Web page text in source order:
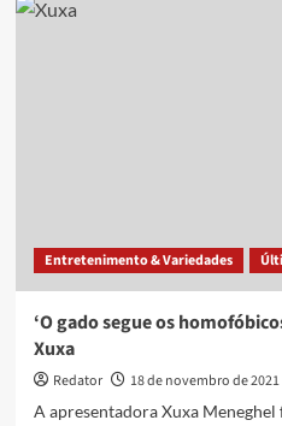
Entretenimento & Variedades
‘O gado segue os
Xuxa
Redator 18 de novembro de 2021
A apresentadora Xuxa